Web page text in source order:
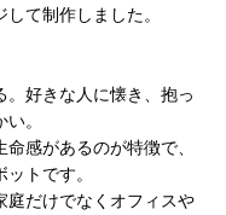
て制作しました。
好きな人に懐き、抱っ
。
感があるのが特徴で、
トです。
庭だけでなくオフィスや